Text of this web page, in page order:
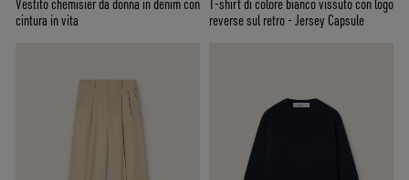
cintura in vita
reverse sul retro - Jersey Capsule